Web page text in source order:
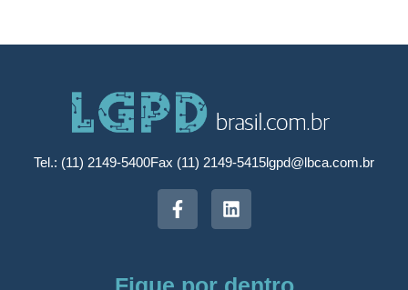
Tel.: (11) 2149-5400Fax (11) 2149-5415lgpd@lbca.com.br